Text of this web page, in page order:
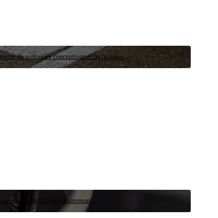
de nouvelles conceptions et techniques.
votre véhicule dès maintenant.